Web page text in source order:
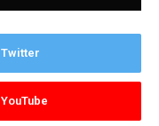
Twitter
YouTube